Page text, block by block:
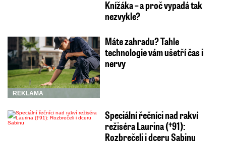
Knížáka – a proč vypadá tak
nezvykle?
REKLAMA
Máte zahradu? Tahle
technologie vám ušetří čas i
nervy
Speciální řečníci nad rakví
režiséra Laurina (†91):
Rozbrečeli i dceru Sabinu